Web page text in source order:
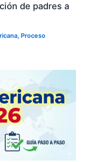
de padres a
, Proceso